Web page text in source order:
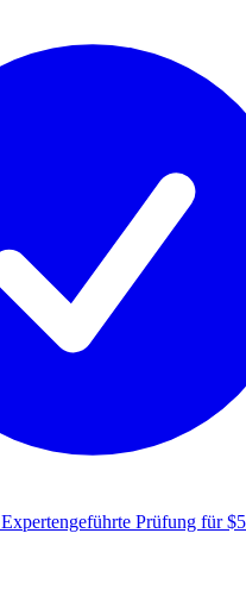
Expertengeführte Prüfung für